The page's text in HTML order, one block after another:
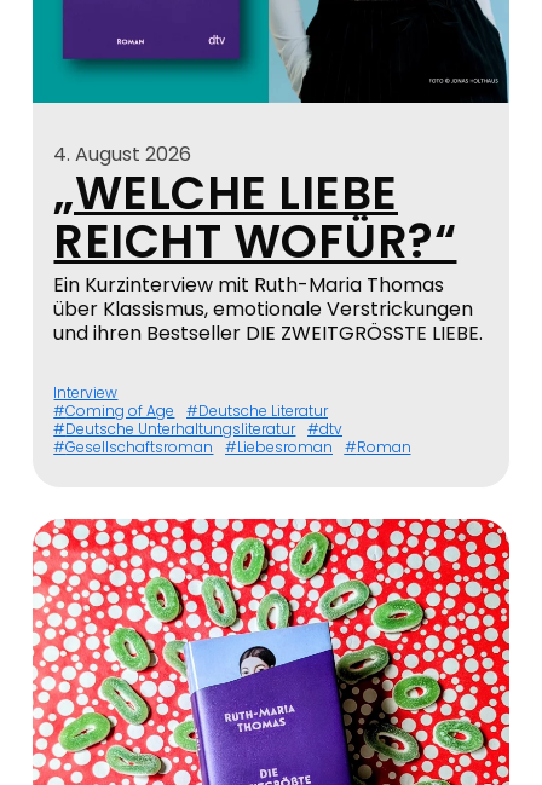
4. August 2026
„WELCHE LIEBE
REICHT WOFÜR?“
Ein Kurzinterview mit Ruth-Maria Thomas
über Klassismus, emotionale Verstrickungen
und ihren Bestseller DIE ZWEITGRÖSSTE LIEBE.
Interview
Coming of Age
Deutsche Literatur
Deutsche Unterhaltungsliteratur
dtv
Gesellschaftsroman
Liebesroman Roman